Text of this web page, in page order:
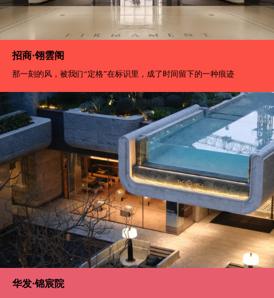
招商·翎雲阁
那一刻的风，被我们“定格”在标识里，成了时间留下的一种痕迹
华发·锦宸院